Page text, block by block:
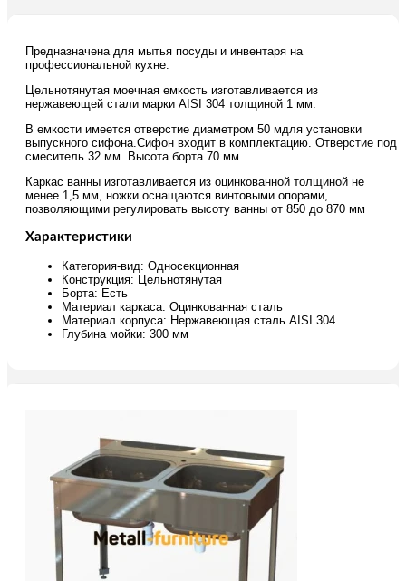
Предназначена для мытья посуды и инвентаря на
профессиональной кухне.
Цельнотянутая моечная емкость изготавливается из
нержавеющей стали марки AISI 304 толщиной 1 мм.
В емкости имеется отверстие диаметром 50 мдля установки
выпускного сифона.Сифон входит в комплектацию. Отверстие под
смеситель 32 мм. Высота борта 70 мм
Каркас ванны изготавливается из оцинкованной толщиной не
менее 1,5 мм, ножки оснащаются винтовыми опорами,
позволяющими регулировать высоту ванны от 850 до 870 мм
Характеристики
Категория-вид: Односекционная
Конструкция: Цельнотянутая
Борта: Есть
Материал каркаса: Оцинкованная сталь
Материал корпуса: Нержавеющая сталь AISI 304
Глубина мойки: 300 мм